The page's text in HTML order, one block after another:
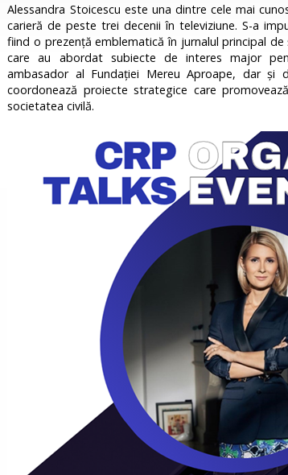
Alessandra Stoicescu este una dintre cele mai
carieră de peste trei decenii în televiziune. S-a
fiind o prezență emblematică în jurnalul principal
care au abordat subiecte de interes major
ambasador al Fundației Mereu Aproape, dar
coordonează proiecte strategice care
societatea civilă.